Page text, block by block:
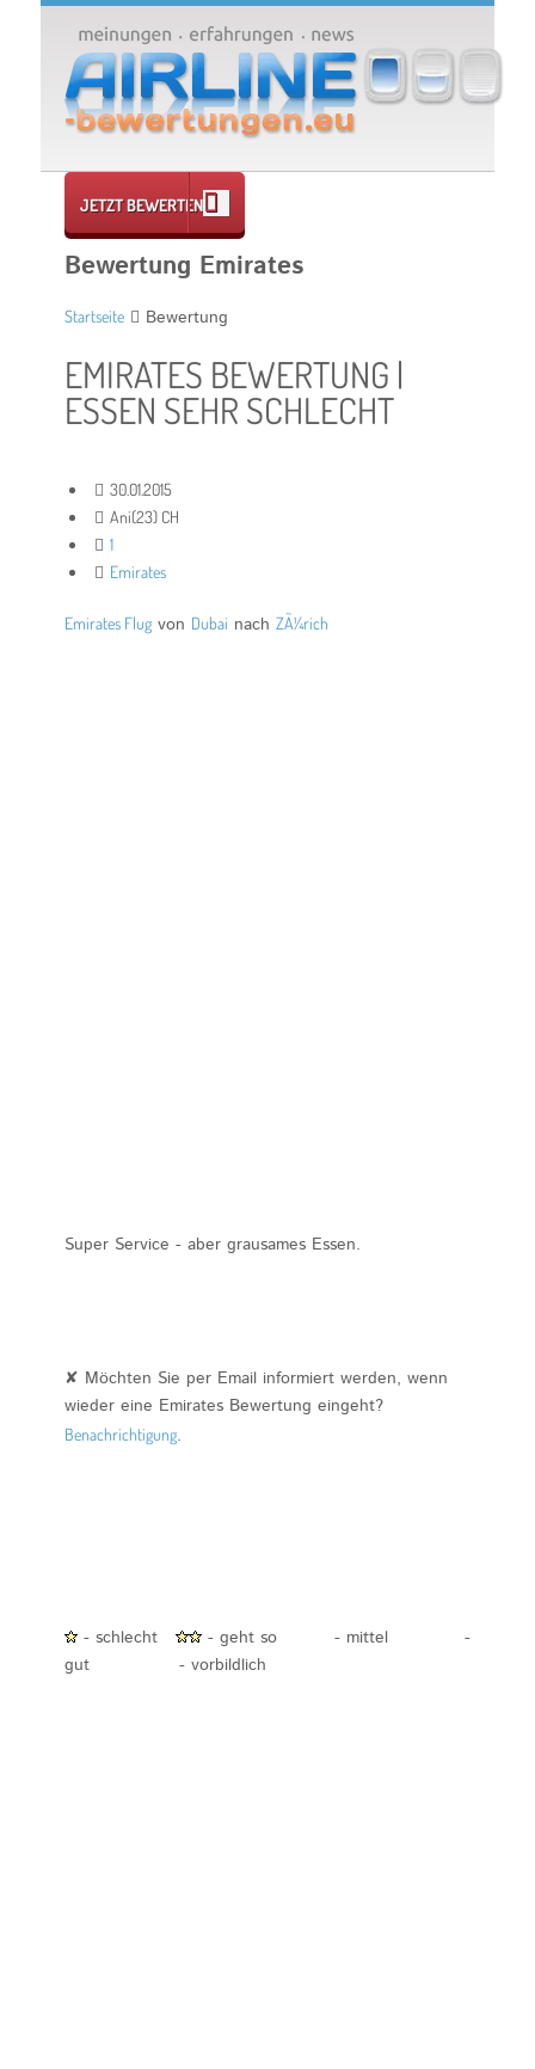
JETZT BEWERTEN
Bewertung Emirates
Startseite Bewertung
EMIRATES BEWERTUNG |
ESSEN SEHR SCHLECHT
30.01.2015
Ani(23) CH
1
Emirates
Emirates Flug von Dubai nach ZÃ¼rich
Super Service - aber grausames Essen.
✘ Möchten Sie per Email informiert werden, wenn
wieder eine Emirates Bewertung eingeht?
Benachrichtigung.
- schlecht - geht so - mittel
-
gut
- vorbildlich